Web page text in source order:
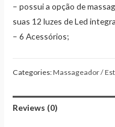
– possui a opção de
suas 12 luzes de Led
– 6 Acessórios;
Categories:Massageador /
Reviews (0)